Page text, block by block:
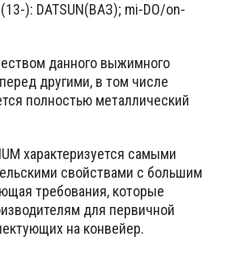
): DATSUN(ВАЗ); mi-DO/on-
данного выжимного
другими, в том числе
полностью металлический
характеризуется самыми
свойствами с большим
требования, которые
для первичной
на конвейер.